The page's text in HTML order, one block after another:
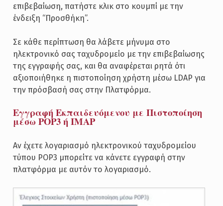
επιβεβαίωση, πατήστε κλικ στο κουμπί με την
ένδειξη “Προσθήκη”.
Σε κάθε περίπτωση θα λάβετε μήνυμα στο
ηλεκτρονικό σας ταχυδρομείο με την επιβεβαίωσης
της εγγραφής σας, και θα αναφέρεται ρητά ότι
αξιοποιήθηκε η πιστοποίηση χρήστη μέσω LDAP για
την πρόσβασή σας στην Πλατφόρμα.
Εγγραφή Εκπαιδευόμενου με Πιστοποίηση
μέσω POP3 ή ΙΜΑΡ
Αν έχετε λογαριασμό ηλεκτρονικού ταχυδρομείου
τύπου POP3 μπορείτε να κάνετε εγγραφή στην
πλατφόρμα με αυτόν το λογαριασμό.